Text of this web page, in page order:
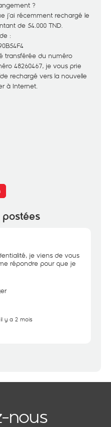
?
j’ai récemment rechargé le
de 54.000 TND.
:
transférée du numéro
48260467, je vous prie
rechargé vers la nouvelle
à Internet.
je viens de vous
répondre pour que je
il y a 2 mois
nous